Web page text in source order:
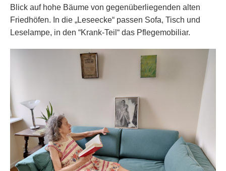
Blick auf hohe Bäume von gegenüberliegenden alten
Friedhöfen. In die „Leseecke“ passen Sofa, Tisch und
Leselampe, in den “Krank-Teil“ das Pflegemobiliar.